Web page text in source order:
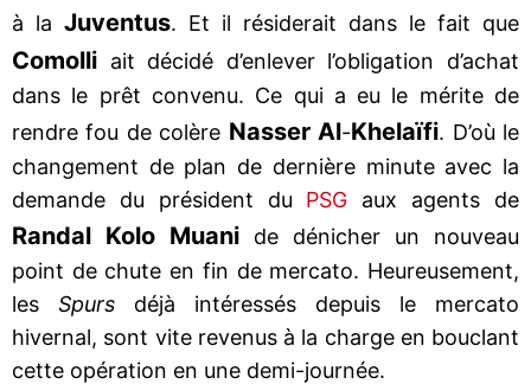
à la Juventus. Et il résiderait dans le fait que
Comolli ait décidé d’enlever l’obligation d’achat
dans le prêt convenu. Ce qui a eu le mérite de
rendre fou de colère Nasser Al-Khelaïfi. D’où le
changement de plan de dernière minute avec la
demande du président du PSG aux agents de
Randal Kolo Muani
de dénicher un nouveau
point de chute en fin de mercato. Heureusement,
les Spurs déjà intéressés depuis le mercato
hivernal, sont vite revenus à la charge en bouclant
cette opération en une demi-journée.